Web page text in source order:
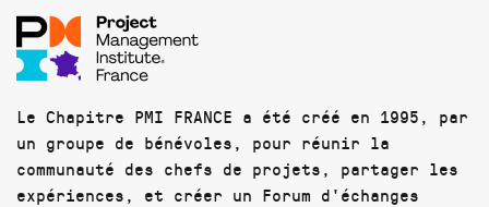
Le Chapitre PMI FRANCE a été créé en 1995, par
un groupe de bénévoles, pour réunir la
communauté des chefs de projets, partager les
expériences, et créer un Forum d'échanges